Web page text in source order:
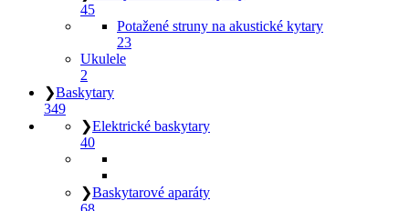
45
Potažené struny na akustické kytary
23
Ukulele
2
❯Baskytary
349
❯Elektrické baskytary
40
❯Baskytarové aparáty